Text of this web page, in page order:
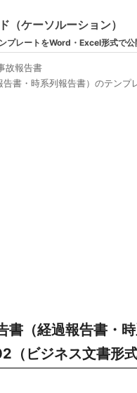
（ケーソルーション）
プレートをWord・Excel形式で
故報告書
書・時系列報告書）のテン
書（経過報告書・
ビジネス文書形